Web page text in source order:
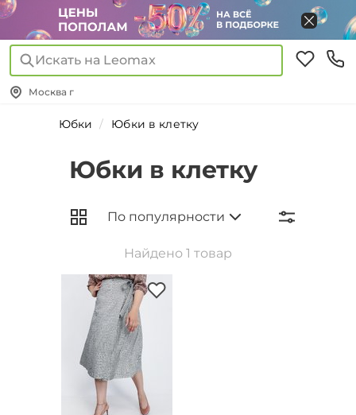
Искать на Leomax
Москва г
Юбки Юбки в клетку
Юбки в клетку
Найдено 1 товар